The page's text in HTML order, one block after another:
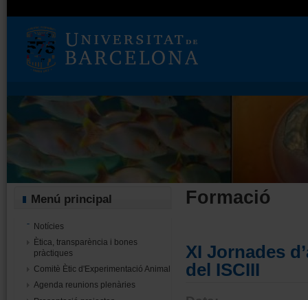
Menú principal
Notícies
Ètica, transparència i bones
pràctiques
Comitè Ètic d'Experimentació Animal
Agenda reunions plenàries
Formació
XI Jornades
del ISCIII